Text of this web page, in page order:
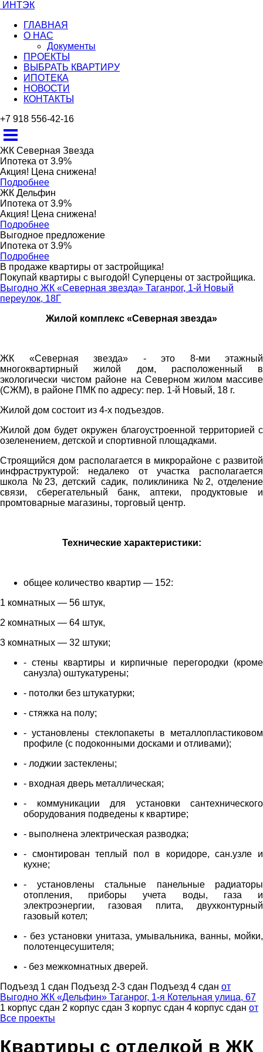
ИНТЭК
ГЛАВНАЯ
О НАС
Документы
ПРОЕКТЫ
ВЫБРАТЬ КВАРТИРУ
ИПОТЕКА
НОВОСТИ
КОНТАКТЫ
+7 918 556-42-16
ЖК Северная Звезда
Ипотека от 3.9%
Акция! Цена снижена!
Подробнее
ЖК Дельфин
Ипотека от 3.9%
Акция! Цена снижена!
Подробнее
Выгодное предложение
Ипотека от 3.9%
Подробнее
В продаже квартиры от застройщика!
Покупай квартиры с выгодой! Суперцены от застройщика.
Выгодно ЖК «Северная звезда» Таганрог, 1-й Новый
переулок, 18Г
Жилой комплекс «Северная звезда»
ЖК «Северная звезда» - это 8-ми этажный
многоквартирный жилой дом, расположенный в
экологически чистом районе на Северном жилом массиве
(СЖМ), в районе ПМК по адресу: пер. 1-й Новый, 18 г.
Жилой дом состоит из 4-х подъездов.
Жилой дом будет окружен благоустроенной территорией с
озеленением, детской и спортивной площадками.
Строящийся дом располагается в микрорайоне с развитой
инфраструктурой: недалеко от участка располагается
школа №23, детский садик, поликлиника №2, отделение
связи, сберегательный банк, аптеки, продуктовые и
промтоварные магазины, торговый центр.
Технические характеристики:
общее количество квартир — 152:
1 комнатных — 56 штук,
2 комнатных — 64 штук,
3 комнатных — 32 штуки;
- стены квартиры и кирпичные перегородки (кроме
санузла) оштукатурены;
- потолки без штукатурки;
- стяжка на полу;
- установлены стеклопакеты в металлопластиковом
профиле (с подоконными досками и отливами);
- лоджии застеклены;
- входная дверь металлическая;
- коммуникации для установки сантехнического
оборудования подведены к квартире;
- выполнена электрическая разводка;
- смонтирован теплый пол в коридоре, сан.узле и
кухне;
- установлены стальные панельные радиаторы
отопления, приборы учета воды, газа и
электроэнергии, газовая плита, двухконтурный
газовый котел;
- без установки унитаза, умывальника, ванны, мойки,
полотенцесушителя;
- без межкомнатных дверей.
Подъезд 1 сдан Подъезд 2-3 сдан Подъезд 4 сдан от
Выгодно ЖК «Дельфин» Таганрог, 1-я Котельная улица, 67
1 корпус сдан 2 корпус сдан 3 корпус сдан 4 корпус сдан от
Все проекты
Квартиры с отделкой в ЖК